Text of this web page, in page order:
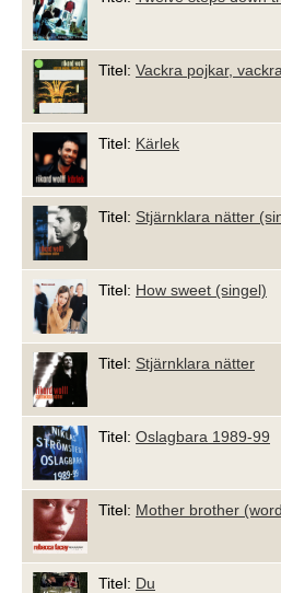
Titel: Vackra pojkar,
Titel: Kärlek
Titel: Stjärnklara nätter
Titel: How sweet (singel)
Titel: Stjärnklara nätter
Titel: Oslagbara 1989-99
Titel: Mother brother
Titel: Du